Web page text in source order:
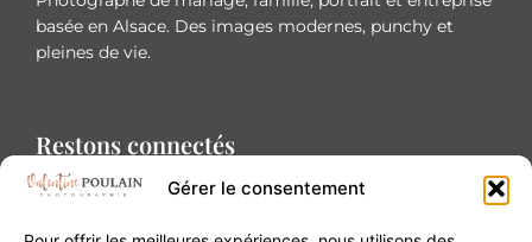
Gérer le consentement
basée en Alsace. Des images modernes, punchy et
pleines de vie.
Restons connectés